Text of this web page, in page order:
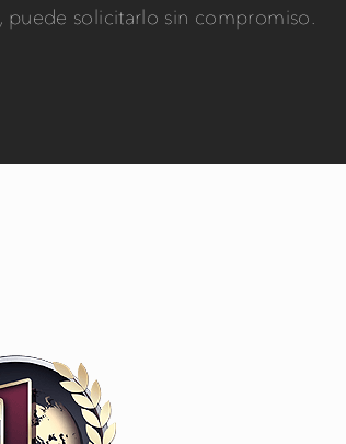
, puede solicitarlo sin compromiso.